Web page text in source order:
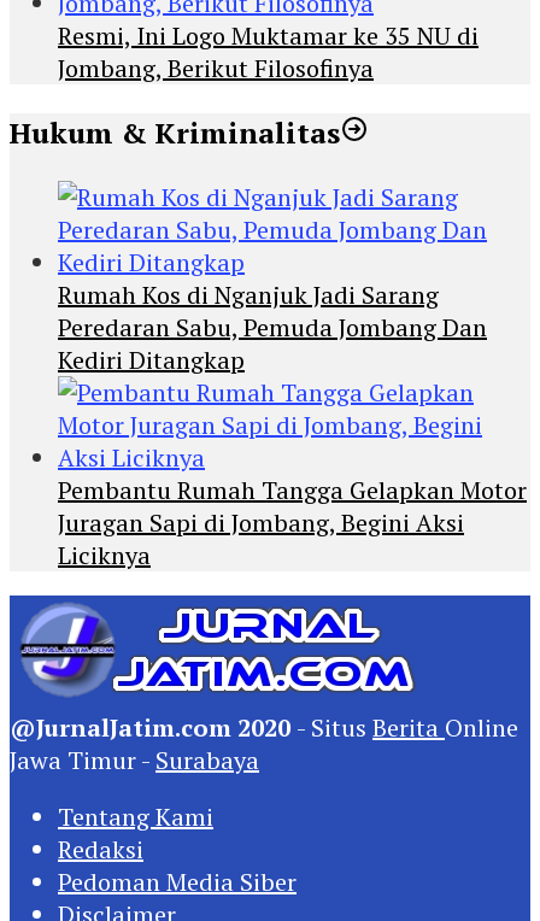
Resmi, Ini Logo Muktamar ke 35 NU di
Jombang, Berikut Filosofinya
Hukum & Kriminalitas
Rumah Kos di Nganjuk Jadi Sarang
Peredaran Sabu, Pemuda Jombang Dan
Kediri Ditangkap
Pembantu Rumah Tangga Gelapkan Motor
Juragan Sapi di Jombang, Begini Aksi
Liciknya
@JurnalJatim.com 2020 - Situs Berita Online
Jawa Timur - Surabaya
Tentang Kami
Redaksi
Pedoman Media Siber
Disclaimer